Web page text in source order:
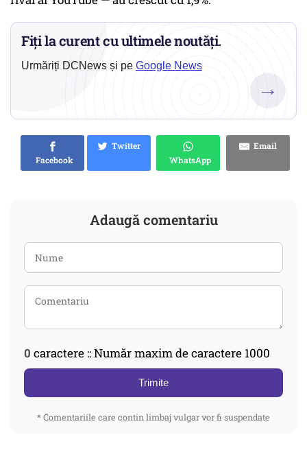
Fiți la curent cu ultimele noutăți.
Urmăriți DCNews și pe Google News
→
Facebook
Twitter
WhatsApp
Email
Adaugă comentariu
0 caractere :: Număr maxim de caractere 1000
Trimite
* Comentariile care contin limbaj vulgar vor fi suspendate